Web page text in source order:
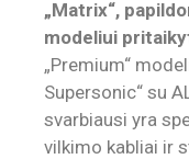
„Matrix“,
modeliui
„Premium“
Supersonic“ su
svarbiausi yra
vilkimo kabliai ir